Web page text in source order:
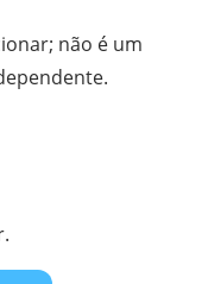
não é um